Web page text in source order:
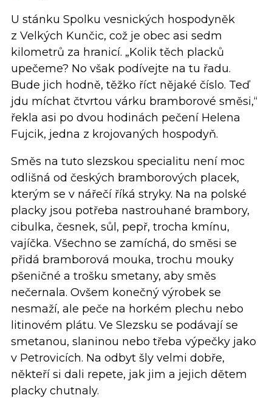
U stánku Spolku vesnických hospodyněk
z Velkých Kunčic, což je obec asi sedm
kilometrů za hranicí. „Kolik těch placků
upečeme? No však podívejte na tu řadu.
Bude jich hodně, těžko říct nějaké číslo. Teď
jdu míchat čtvrtou várku bramborové směsi,“
řekla asi po dvou hodinách pečení Helena
Fujcik, jedna z krojovaných hospodyň.
Směs na tuto slezskou specialitu není moc
odlišná od českých bramborových placek,
kterým se v nářečí říká stryky. Na na polské
placky jsou potřeba nastrouhané brambory,
cibulka, česnek, sůl, pepř, trocha kmínu,
vajíčka. Všechno se zamíchá, do směsi se
přidá bramborová mouka, trochu mouky
pšeničné a trošku smetany, aby směs
nečernala. Ovšem konečný výrobek se
nesmaží, ale peče na horkém plechu nebo
litinovém plátu. Ve Slezsku se podávají se
smetanou, slaninou nebo třeba výpečky jako
v Petrovicích. Na odbyt šly velmi dobře,
někteří si dali repete, jak jim a jejich dětem
placky chutnaly.